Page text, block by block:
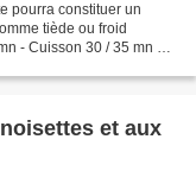
pourra constituer un
tiède ou froid
- Cuisson 30 / 35 mn 1 -
et aux